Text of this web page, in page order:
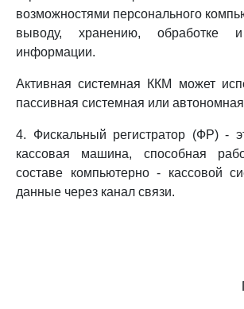
возможностями персонального
выводу, хранению, обработке
информации.
Активная системная ККМ может
пассивная системная или
4. Фискальный регистратор (ФР) -
кассовая машина, способная
составе компьютерно - кассовой
данные через канал связи.